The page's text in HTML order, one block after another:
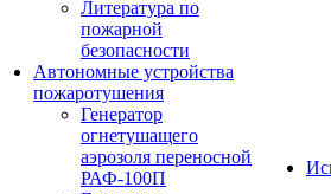
Литература по
пожарной
безопасности
Автономные устройства
пожаротушения
Генератор
огнетушащего
аэрозоля переносной
РАФ-100П